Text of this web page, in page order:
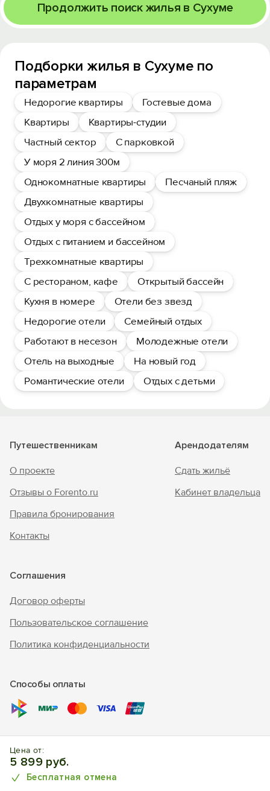
Продолжить поиск жилья в Сухуме
Подборки жилья в Сухуме по
параметрам
Недорогие квартиры
Гостевые дома
Квартиры
Квартиры-студии
Частный сектор
С парковкой
У моря 2 линия 300м
Однокомнатные квартиры
Песчаный пляж
Двухкомнатные квартиры
Отдых у моря с бассейном
Отдых с питанием и бассейном
Трехкомнатные квартиры
С рестораном, кафе
Открытый бассейн
Кухня в номере
Отели без звезд
Недорогие отели
Семейный отдых
Работают в несезон
Молодежные отели
Отель на выходные
На новый год
Романтические отели
Отдых с детьми
Цена от:
5 899 руб.
Бесплатная отмена
Путешественникам
О проекте
Отзывы о Forento.ru
Правила бронирования
Контакты
Арендодателям
Сдать жильё
Кабинет владельца
Соглашения
Договор оферты
Пользовательское соглашение
Политика конфиденциальности
Способы оплаты
защищены, торговый знак Nº1025240.
отелей, квартир, домов.